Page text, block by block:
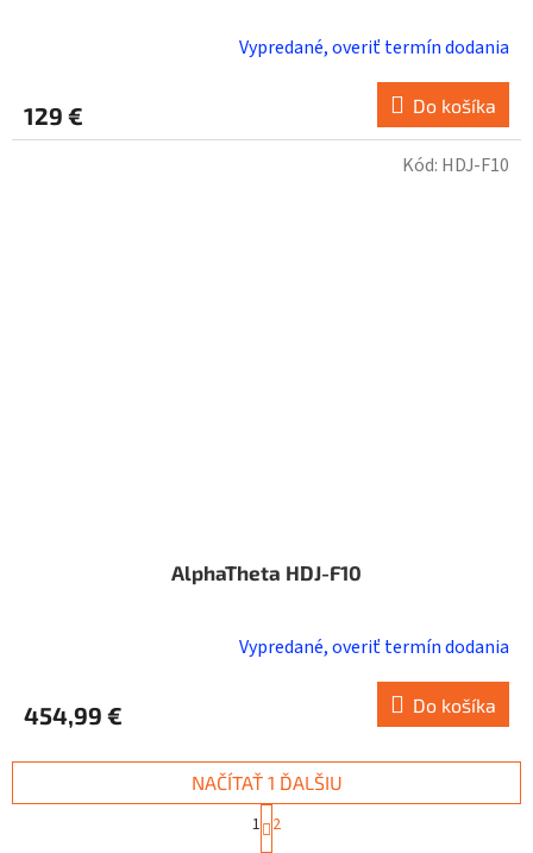
Vypredané, overiť termín dodania
129 € Do košíka
AlphaTheta HDJ-F10
Vypredané, overiť termín dodania
454,99 € Do košíka
Kód: HDJ-F10
NAČÍTAŤ 1 ĎALŠIU
S
t
1 2